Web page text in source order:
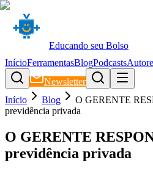
Educando seu Bolso
InícioFerramentasBlogPodcasts
Newsletter
Início
Blog
O GERENTE
previdência privada
O GERENTE
previdência privada